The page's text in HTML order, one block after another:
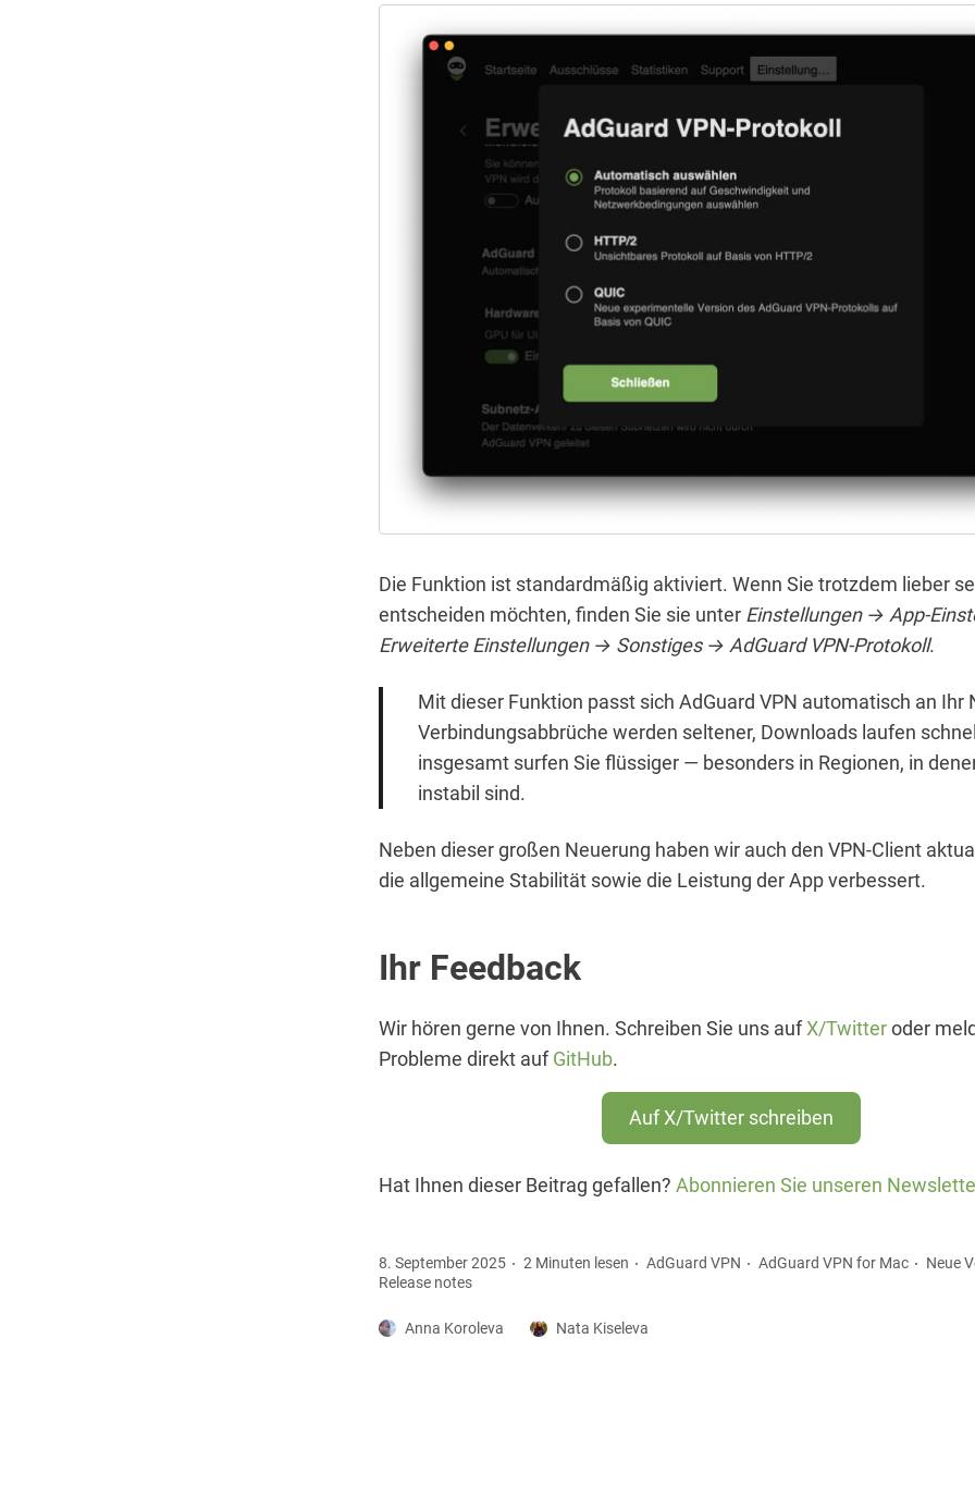
Die Funktion ist standardmäßig aktiviert. Wenn Sie trotzdem lieber
entscheiden möchten, finden Sie sie unter Einstellungen → App-
Erweiterte Einstellungen → Sonstiges → AdGuard VPN-Protokoll.
Mit dieser Funktion passt sich AdGuard VPN automatisch an Ihr
Verbindungsabbrüche werden seltener, Downloads laufen
insgesamt surfen Sie flüssiger — besonders in Regionen, in
instabil sind.
Neben dieser großen Neuerung haben wir auch den VPN-Client
die allgemeine Stabilität sowie die Leistung der App verbessert.
Ihr Feedback
Wir hören gerne von Ihnen. Schreiben Sie uns aufX/Twitteroder
Probleme direkt aufGitHub.
Auf X/Twitter schreiben
Hat Ihnen dieser Beitrag gefallen? Abonnieren Sie unseren
8. September 2025 2 Minuten lesen AdGuard VPN AdGuard VPN for Mac
Neue
Release notes
Anna Koroleva Nata Kiseleva